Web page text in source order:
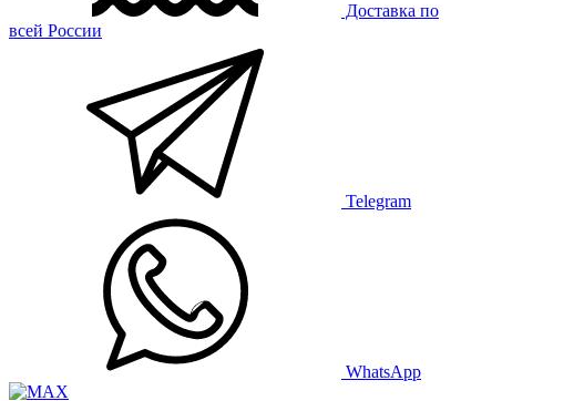
Доставка по
всей России
Telegram
WhatsApp